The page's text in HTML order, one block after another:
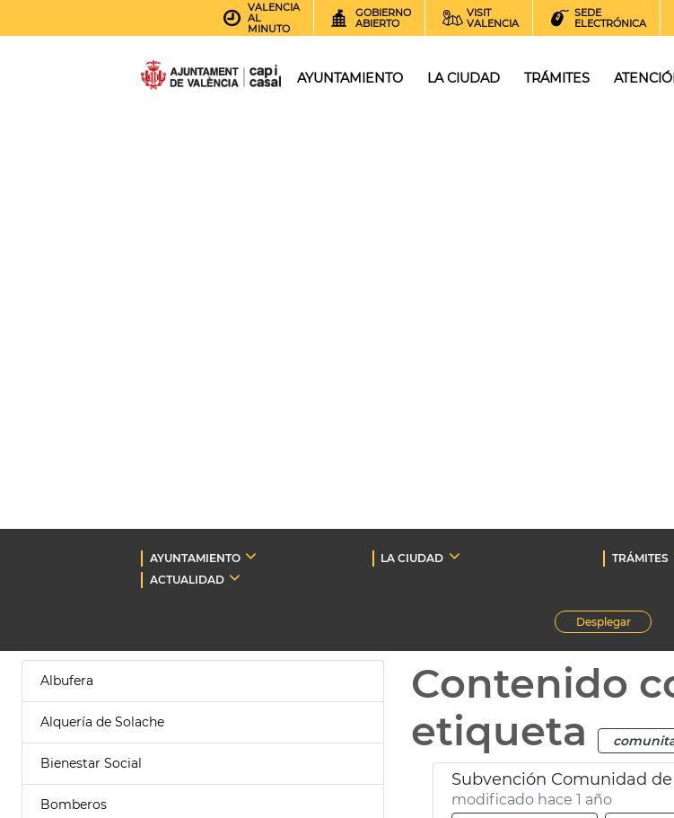
VALENCIA
AL
MINUTO
GOBIERNO
ABIERTO
VISIT
VALENCIA
SEDE
ELECTRÓNICA
AYUNTAMIENTO LA CIUDAD TRÁMITES
AYUNTAMIENTO LA CIUDAD TRÁMITES
ACTUALIDAD
Desplegar
Albufera
Alquería de Solache
Bienestar Social
Bomberos
Contenido
etiqueta
Subvención Comunidad
modificado hace 1 año